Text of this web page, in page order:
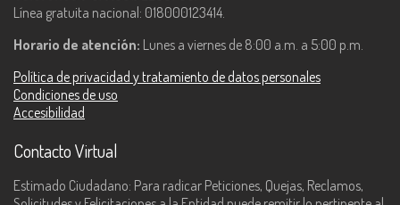
Línea gratuita nacional: 018000123414.
Horario de atención: Lunes a viernes de 8:00 a.m. a 5:00 p.m.
Política de privacidad y tratamiento de datos personales
Condiciones de uso
Accesibilidad
Contacto Virtual
Estimado Ciudadano: Para radicar Peticiones, Quejas, Reclamos,